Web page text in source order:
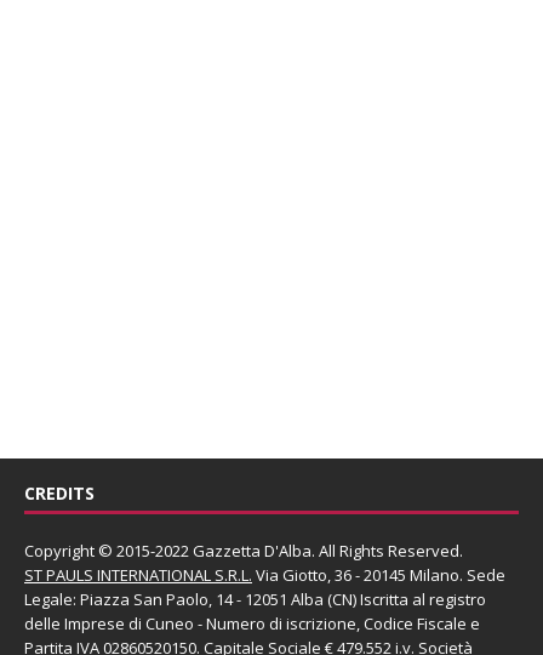
CREDITS
Copyright © 2015-2022 Gazzetta D'Alba. All Rights Reserved.
ST PAULS INTERNATIONAL S.R.L. Via Giotto, 36 - 20145 Milano. Sede
Legale: Piazza San Paolo, 14 - 12051 Alba (CN) Iscritta al registro
delle Imprese di Cuneo - Numero di iscrizione, Codice Fiscale e
Partita IVA 02860520150. Capitale Sociale € 479.552 i.v. Società